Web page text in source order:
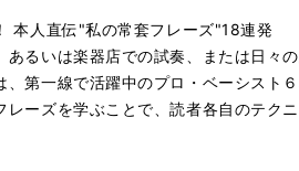
本人直伝"私の常套フレーズ"18連発
あるいは楽器店での試奏、または日々
第一線で活躍中のプロ・ベーシスト
ーズを学ぶことで、読者各自のテク